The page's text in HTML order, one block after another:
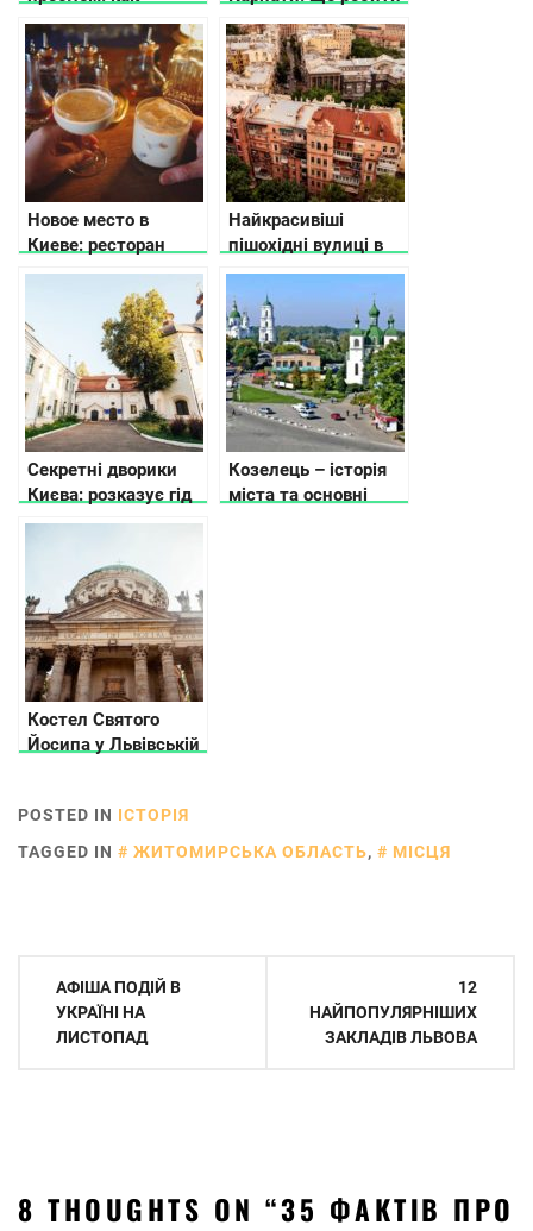
подготовиться?
Новое место в
Киеве: ресторан
Podil East India
Найкрасивіші
пішохідні вулиці в
різних містах
України
Секретні дворики
Києва: розказує гід
Козелець – історія
міста та основні
Костел Святого
Йосипа у Львівській
POSTED IN ІСТОРІЯ
TAGGED IN
ЖИТОМИРСЬКА ОБЛАСТЬ, МІСЦЯ
Навігація
записів
АФІША ПОДІЙ В
УКРАЇНІ НА
ЛИСТОПАД
12
НАЙПОПУЛЯРНІШИХ
ЗАКЛАДІВ ЛЬВОВА
8 THOUGHTS ON “35 ФАКТІВ ПРО